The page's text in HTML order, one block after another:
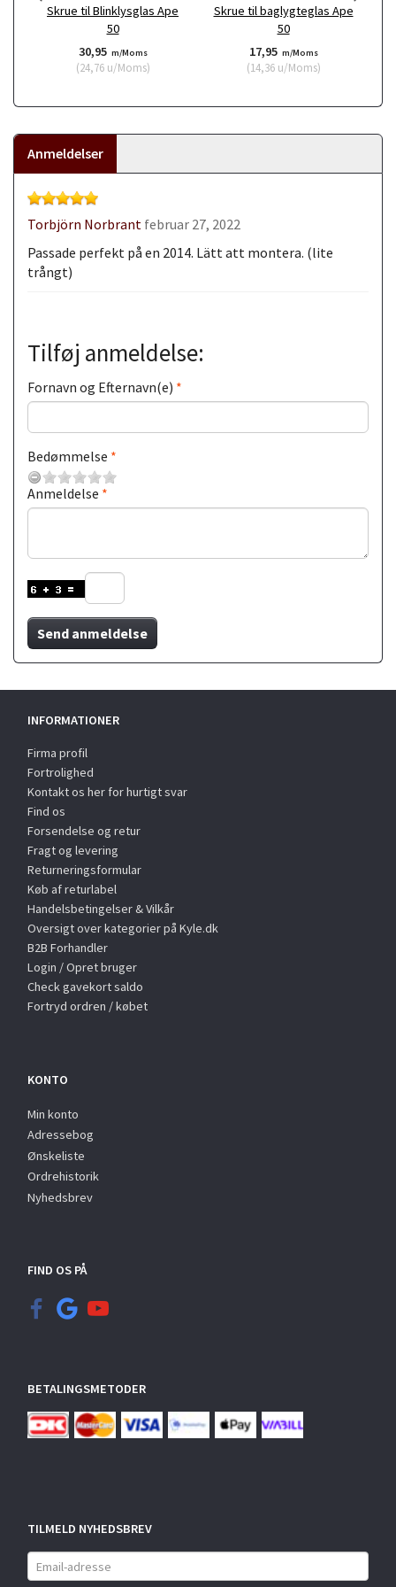
Skrue til Blinklysglas Ape
50
30,95 m/Moms
(24,76u/Moms)
Skrue til baglygteglas Ape
50
17,95 m/Moms
(14,36u/Moms)
Anmeldelser
Torbjörn Norbrant februar 27, 2022
Passade perfekt på en 2014. Lätt att montera. (lite
trångt)
Tilføj anmeldelse:
Fornavn og Efternavn(e)
Bedømmelse
Anmeldelse
Send anmeldelse
INFORMATIONER
Firma profil
Fortrolighed
Kontakt os her for hurtigt svar
Find os
Forsendelse og retur
Fragt og levering
Returneringsformular
Køb af returlabel
Handelsbetingelser & Vilkår
Oversigt over kategorier på Kyle.dk
B2B Forhandler
Login / Opret bruger
Check gavekort saldo
Fortryd ordren / købet
KONTO
Min konto
Adressebog
Ønskeliste
Ordrehistorik
Nyhedsbrev
FIND OS PÅ
BETALINGSMETODER
TILMELD NYHEDSBREV
Email-
adresse